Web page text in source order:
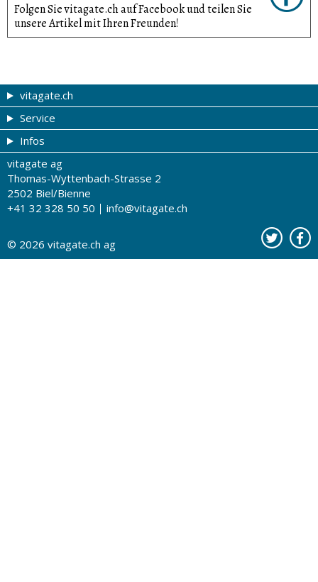
Folgen Sie vitagate.ch auf Facebook und teilen Sie
unsere Artikel mit Ihren Freunden!
vitagate.ch
Gesund & schön
Themen von A-Z
Therapien von A-Z
Gesundheit zum Hören
Gesundheitstests
Service
Gutscheine
Drogistenstern
Drogeriesuche
Partner-Drogerien
Kontakt
Infos
Impressum
Über uns
Nutzungsbestimmungen
Werbung auf vitagate.ch
vitagate ag
Thomas-Wyttenbach-Strasse 2
2502 Biel/Bienne
+41 32 328 50 50
info@vitagate.ch
© 2026 vitagate.ch ag